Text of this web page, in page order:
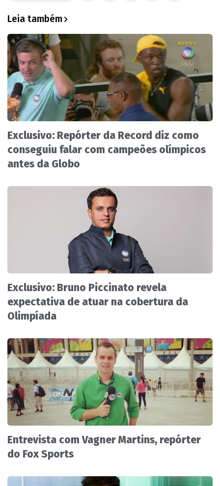
Leia também
Exclusivo: Repórter da Record diz como
conseguiu falar com campeões olímpicos
antes da Globo
Exclusivo: Bruno Piccinato revela
expectativa de atuar na cobertura da
Olimpíada
Entrevista com Vagner Martins, repórter
do Fox Sports